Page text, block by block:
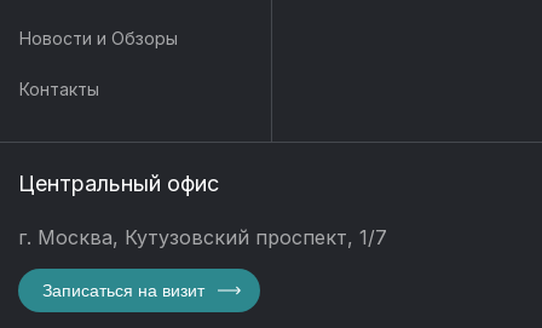
Новости и Обзоры
Контакты
Центральный офис
г. Москва, Кутузовский проспект, 1/7
Записаться на визит